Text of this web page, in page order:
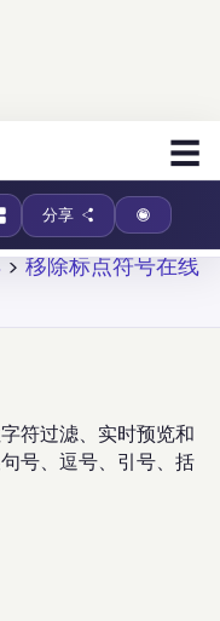
☰
分享
>移除标点符号在线
符过滤、实时预览和
号、逗号、引号、括